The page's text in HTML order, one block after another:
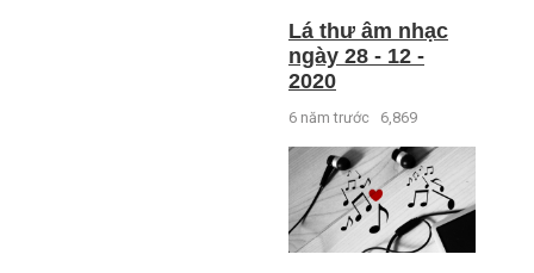
Lá thư âm nhạc
ngày 28 - 12 -
2020
6 năm trước 6,869